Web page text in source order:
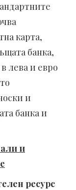
карта,
банка,
лева и евро
и
банка и
и
ресурс